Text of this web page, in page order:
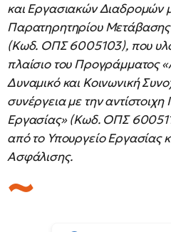
και Εργασιακών Διαδρομών
Παρατηρητηρίου Μετάβασης
(Κωδ. ΟΠΣ 6005103), που
πλαίσιο του Προγράμματος
Δυναμικό και Κοινωνική
συνέργεια με την
Εργασίας» (Κωδ. ΟΠΣ
από το Υπουργείο Εργασίας
Ασφάλισης.